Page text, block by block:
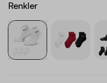
Renkler